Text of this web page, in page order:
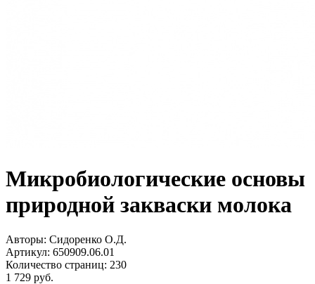
Микробиологические основы
природной закваски молока
Авторы: Сидоренко О.Д.
Артикул: 650909.06.01
Количество страниц: 230
1 729 руб.